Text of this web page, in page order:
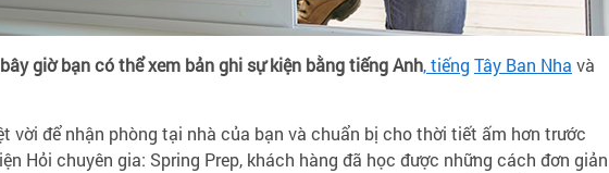
giờ bạn có thể xem bản ghi sự kiện bằng tiếng Anh, tiếng Tây Ban Nha và
vời để nhận phòng tại nhà của bạn và chuẩn bị cho thời tiết ấm hơn trước
Hỏi chuyên gia: Spring Prep, khách hàng đã học được những cách đơn giản